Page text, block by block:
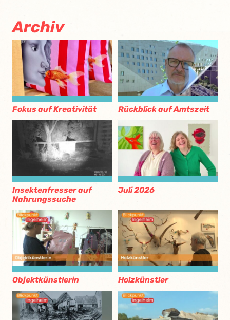
Archiv
Fokus auf Kreativität Rückblick auf Amtszeit
Insektenfresser auf
Nahrungssuche
Juli 2026
Objektkünstlerin Holzkünstler